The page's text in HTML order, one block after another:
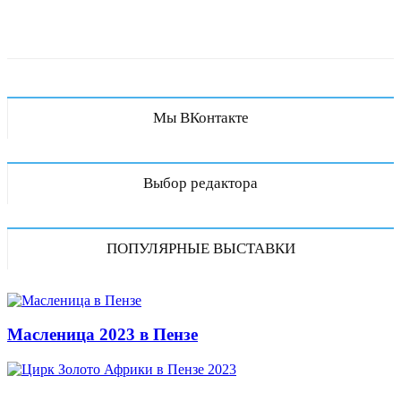
Мы ВКонтакте
Выбор редактора
ПОПУЛЯРНЫЕ ВЫСТАВКИ
Масленица 2023 в Пензе